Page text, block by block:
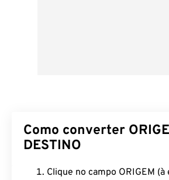
Como converter
DESTINO
Clique no campo ORIGEM (à